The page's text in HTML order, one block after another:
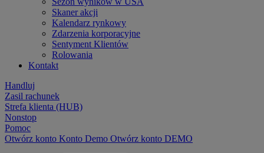
Skaner akcji
Kalendarz rynkowy
Zdarzenia korporacyjne
Sentyment Klientów
Rolowania
Kontakt
Handluj
Zasil rachunek
Strefa klienta (HUB)
Nonstop
Pomoc
Otwórz konto Konto Demo Otwórz konto DEMO